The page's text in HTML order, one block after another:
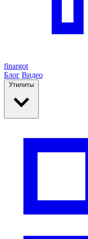
finargot
Блог Видео
Утилиты